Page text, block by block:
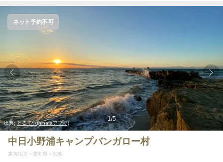
出典:とるてぃ(hinataアプリ)
1/5
ネット予約不可
中日小野浦キャンプバンガロー村
東海地方 愛知県 知多